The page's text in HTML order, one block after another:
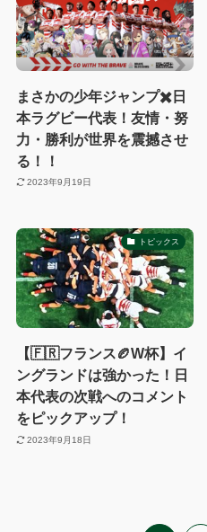
まさかの少年ジャンプ✖️日
本ラグビー代表！友情・努
力・勝利が世界を震撼させ
る！！
2023年9月19日
トピックス
【🇫🇷フランス🏉W杯】イ
ングランドは強かった！日
本代表の次戦へのコメント
をピックアップ！
2023年9月18日